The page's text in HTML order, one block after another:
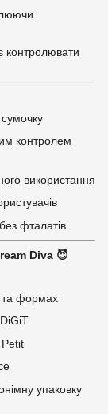
контролем
використання
фталатів
Diva 😈
та формах
Petit
упаковку